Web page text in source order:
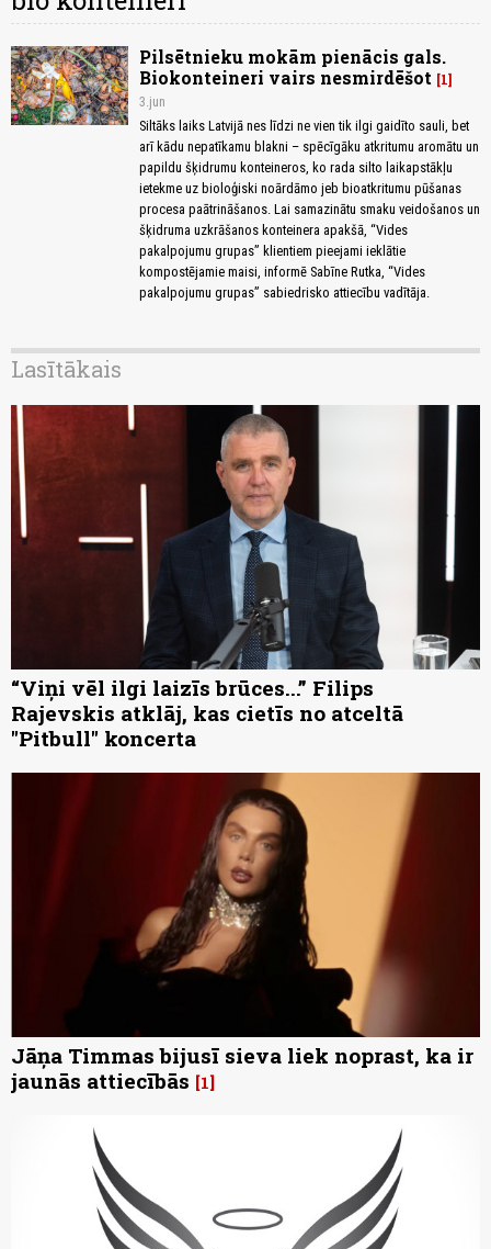
Pilsētnieku mokām pienācis gals.
Biokonteineri vairs nesmirdēšot 1
3.jun
Siltāks laiks Latvijā nes līdzi ne vien tik ilgi gaidīto sauli, bet
arī kādu nepatīkamu blakni – spēcīgāku atkritumu aromātu un
papildu šķidrumu konteineros, ko rada silto laikapstākļu
ietekme uz bioloģiski noārdāmo jeb bioatkritumu pūšanas
procesa paātrināšanos. Lai samazinātu smaku veidošanos un
šķidruma uzkrāšanos konteinera apakšā, “Vides
pakalpojumu grupas” klientiem pieejami ieklātie
kompostējamie maisi, informē Sabīne Rutka, “Vides
pakalpojumu grupas” sabiedrisko attiecību vadītāja.
Lasītākais
“Viņi vēl ilgi laizīs brūces...” Filips
Rajevskis atklāj, kas cietīs no atceltā
"Pitbull" koncerta
Jāņa Timmas bijusī sieva liek noprast, ka ir
jaunās attiecībās 1